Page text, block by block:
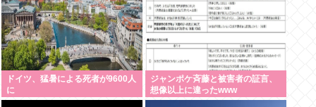
ドイツ、猛暑による死者が9600人
に
ジャンポケ斉藤と被害者の証言、
想像以上に違ったwww